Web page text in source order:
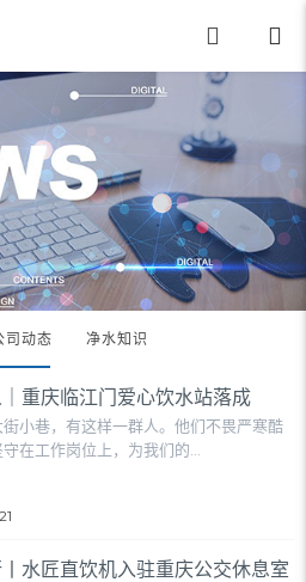
司动态 净水知识
重庆临江门爱心饮水站落成
小巷，有这样一群人。他们不畏严寒酷
在工作岗位上，为我们的...
水匠直饮机入驻重庆公交休息室